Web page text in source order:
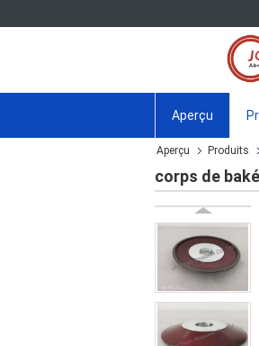
Aperçu
Aperçu Produits
corps de